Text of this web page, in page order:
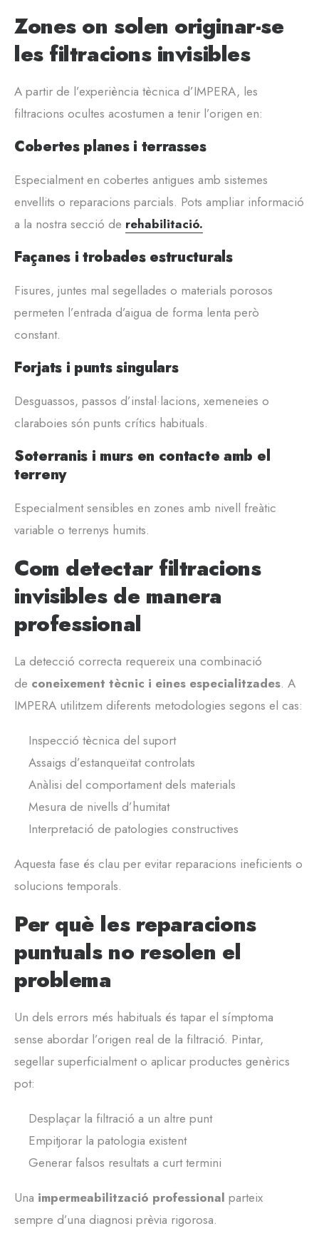
Zones on solen originar-se
les filtracions invisibles
A partir de l’experiència tècnica d’IMPERA, les
filtracions ocultes acostumen a tenir l’origen en:
Cobertes planes i terrasses
Especialment en cobertes antigues amb sistemes
envellits o reparacions parcials. Pots ampliar informació
a la nostra secció de rehabilitació.
Façanes i trobades estructurals
Fisures, juntes mal segellades o materials porosos
permeten l’entrada d’aigua de forma lenta però
constant.
Forjats i punts singulars
Desguassos, passos d’instal·lacions, xemeneies o
claraboies són punts crítics habituals.
Soterranis i murs en contacte amb el
terreny
Especialment sensibles en zones amb nivell freàtic
variable o terrenys humits.
Com detectar filtracions
invisibles de manera
professional
La detecció correcta requereix una combinació
de coneixement tècnic i eines especialitzades. A
IMPERA utilitzem diferents metodologies segons el cas:
Inspecció tècnica del suport
Assaigs d’estanqueïtat controlats
Anàlisi del comportament dels materials
Mesura de nivells d’humitat
Interpretació de patologies constructives
Aquesta fase és clau per evitar reparacions ineficients o
solucions temporals.
Per què les reparacions
puntuals no resolen el
problema
Un dels errors més habituals és tapar el símptoma
sense abordar l’origen real de la filtració. Pintar,
segellar superficialment o aplicar productes genèrics
pot:
Desplaçar la filtració a un altre punt
Empitjorar la patologia existent
Generar falsos resultats a curt termini
Una impermeabilització professional parteix
sempre d’una diagnosi prèvia rigorosa.